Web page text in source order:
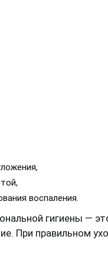
воспаления.
гигиены —
При правильном